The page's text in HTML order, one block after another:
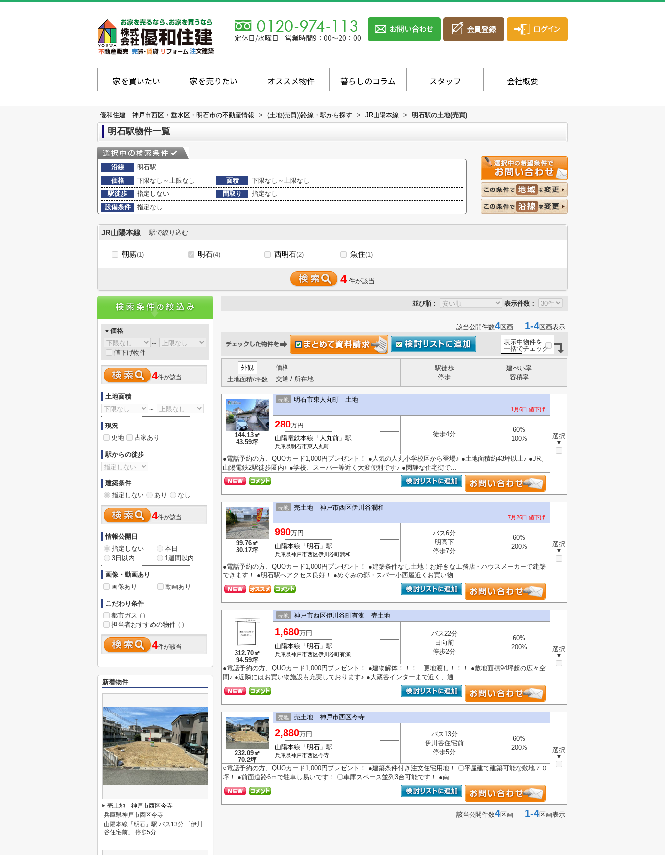
定休日/水曜日 営業時間9：00～20：00
家を買いたい 家を売りたい オススメ物件 暮らしのコラム スタッフ 会社概要
優和住建｜神戸市西区・垂水区・明石市の不動産情報 > (土地(売買))路線・駅から探す > JR山陽本線 > 明石駅の土地(売買)
明石駅物件一覧
沿線
明石駅
価格
下限なし～上限なし 面積
下限なし～上限なし
駅徒歩
指定しない 間取り
指定なし
設備条件
指定なし
JR山陽本線 駅で絞り込む
朝霧(1) 明石(4) 西明石(2) 魚住(1)
4 件が該当
並び順： 表示件数：
該当公開件数4区画 1-4区画表示
表示中物件を
一括でチェック
外観
土地面積/坪数
価格
交通 / 所在地
駅徒歩
停歩
建ぺい率
容積率
144.13㎡
43.59坪
売地 明石市東人丸町 土地
1月6日 値下げ
選択
▼
280万円
山陽電鉄本線 「 人丸前 」駅
兵庫県明石市東人丸町
徒歩4分
60%
100%
●電話予約の方、QUOカード1,000円プレゼント！ ●人気の人丸小学校区から登場♪ ●土地面積約43坪以上♪ ●JR、
山陽電鉄2駅徒歩圏内♪ ●学校、スーパー等近く大変便利です♪ ●閑静な住宅街で...
99.76㎡
30.17坪
売地 売土地 神戸市西区伊川谷潤和
7月26日 値下げ
選択
▼
990万円
山陽本線 「 明石 」駅
兵庫県神戸市西区伊川谷町潤和
バス6分
明高下
停歩7分
60%
200%
●電話予約の方、QUOカード1,000円プレゼント！ ●建築条件なし土地！お好きな工務店・ハウスメーカーで建築
できます！ ●明石駅へアクセス良好！ ●めぐみの郷・スパー小西屋近くお買い物...
312.70㎡
94.59坪
売地 神戸市西区伊川谷町有瀬 売土地
選択
▼
1,680万円
山陽本線 「 明石 」駅
兵庫県神戸市西区伊川谷町有瀬
バス22分
日向前
停歩2分
60%
200%
●電話予約の方、QUOカード1,000円プレゼント！ ●建物解体！！！ 更地渡し！！！ ●敷地面積94坪超の広々空
間♪ ●近隣にはお買い物施設も充実しております♪ ●大蔵谷インターまで近く、通...
232.09㎡
70.2坪
売地 売土地 神戸市西区今寺
選択
▼
2,880万円
山陽本線 「 明石 」駅
兵庫県神戸市西区今寺
バス13分
伊川谷住宅前
停歩5分
60%
200%
○電話予約の方、QUOカード1,000円プレゼント！ ●建築条件付き注文住宅用地！ 〇平屋建て建築可能な敷地７０
坪！ ●前面道路6ｍで駐車し易いです！ 〇車庫スペース並列3台可能です！ ●南...
該当公開件数4区画 1-4区画表示
▼価格
～
値下げ物件
4件が該当
土地面積
～
現況
更地
古家あり
駅からの徒歩
建築条件
指定しない
あり なし
4件が該当
情報公開日
指定しない
本日
3日以内
1週間以内
画像・動画あり
画像あり
動画あり
こだわり条件
都市ガス (-)
担当者おすすめの物件 (-)
4件が該当
新着物件
売土地 神戸市西区今寺
兵庫県神戸市西区今寺
山陽本線「明石」駅 バス13分 「伊川
谷住宅前」 停歩5分
-